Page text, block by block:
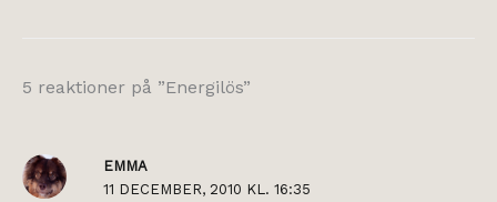
5 reaktioner på ”Energilös”
EMMA
11 DECEMBER, 2010 KL. 16:35